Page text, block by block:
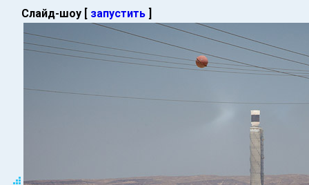
Слайд-шоу [ запустить ]